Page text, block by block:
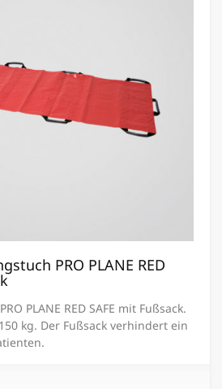
PRO PLANE RED
PLANE RED SAFE mit Fußsack.
kg. Der Fußsack verhindert ein